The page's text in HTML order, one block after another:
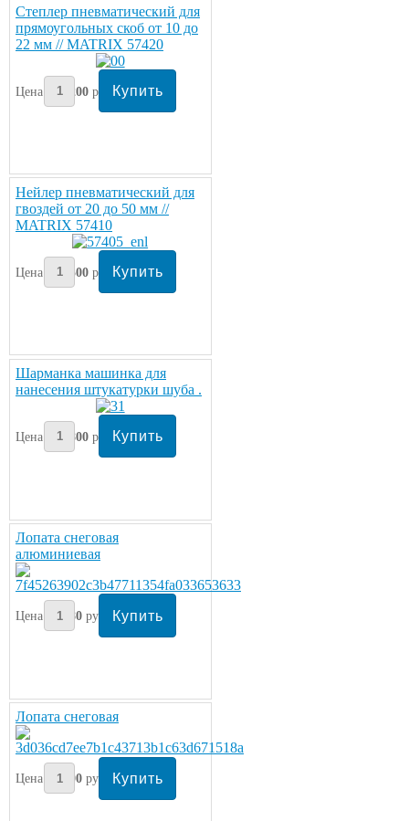
Степлер пневматический для
прямоугольных скоб от 10 до
22 мм // MATRIX 57420
Цена: 3200руб
Нейлер пневматический для
гвоздей от 20 до 50 мм //
MATRIX 57410
Цена: 3500руб
Шарманка машинка для
нанесения штукатурки шуба .
Цена: 1800руб
Лопата снеговая
алюминиевая
Цена: 480руб
Лопата снеговая
Цена: 400руб